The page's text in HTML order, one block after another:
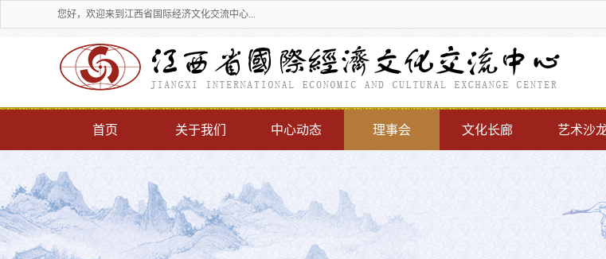
您好，欢迎来到江西省国际经济文化交流中心...
首页 关于我们 中心动态 理事会 文化长廊 艺术沙